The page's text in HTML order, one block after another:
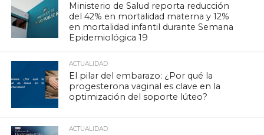
Ministerio de Salud reporta reducción
del 42% en mortalidad materna y 12%
en mortalidad infantil durante Semana
Epidemiológica 19
ACTUALIDAD
El pilar del embarazo: ¿Por qué la
progesterona vaginal es clave en la
optimización del soporte lúteo?
ACTUALIDAD